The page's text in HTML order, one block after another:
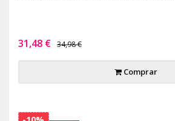
31,48 € 34,98 €
Comprar